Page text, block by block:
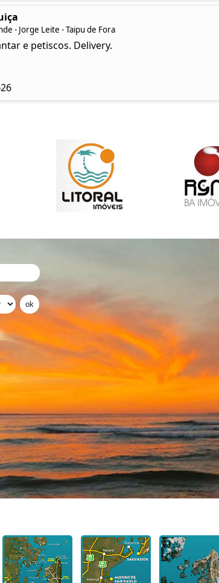
- Jorge Leite - Taipu de Fora
e petiscos. Delivery.